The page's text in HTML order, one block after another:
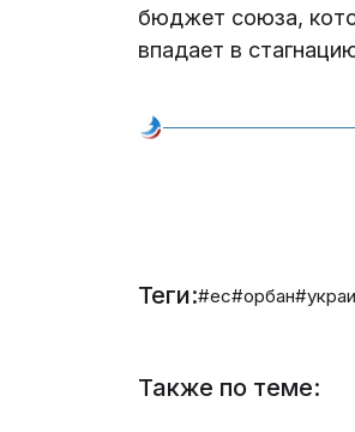
бюджет союза,
впадает в
Теги:#ес#орбан
Также по теме: